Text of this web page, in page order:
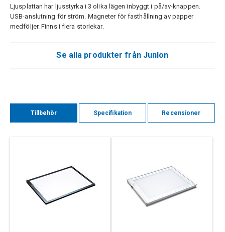
Ljusplattan har ljusstyrka i 3 olika lägen inbyggt i på/av-knappen.
USB-anslutning för ström. Magneter för fasthållning av papper
medföljer. Finns i flera storlekar.
Se alla produkter från Junlon
Tillbehör Specifikation Recensioner